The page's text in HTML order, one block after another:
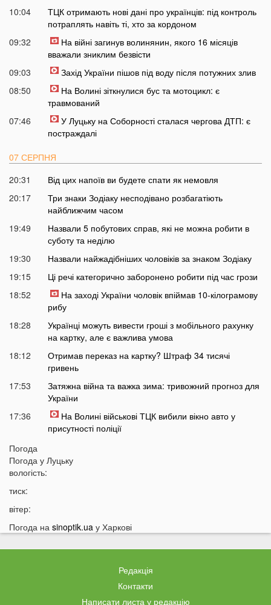
10:04
ТЦК отримають нові дані про українців: під контроль
потраплять навіть ті, хто за кордоном
09:32
На війні загинув волинянин, якого 16 місяців
вважали зниклим безвісти
09:03
Захід України пішов під воду після потужних злив
08:50
На Волині зіткнулися бус та мотоцикл: є
травмований
07:46
У Луцьку на Соборності сталася чергова ДТП: є
постраждалі
07 СЕРПНЯ
20:31
Від цих напоїв ви будете спати як немовля
20:17
Три знаки Зодіаку несподівано розбагатіють
найближчим часом
19:49
Назвали 5 побутових справ, які не можна робити в
суботу та неділю
19:30
Назвали найжадібніших чоловіків за знаком Зодіаку
19:15
Ці речі категорично заборонено робити під час грози
18:52
На заході України чоловік впіймав 10-кілограмову
рибу
18:28
Українці можуть вивести гроші з мобільного рахунку
на картку, але є важлива умова
18:12
Отримав переказ на картку? Штраф 34 тисячі
гривень
17:53
Затяжна війна та важка зима: тривожний прогноз для
України
17:36
На Волині військові ТЦК вибили вікно авто у
присутності поліції
17:11
ножем: чим усе закінчилося
16:38
16:10
15:51
ПриватБанк списує з карток українців по 200 гривень:
у чому причина
собаку з відділення у аномальну спеку
Помер чоловік відомої української акторки
Погода
Погода у Луцьку
вологість:
тиск:
вітер:
Погода на sinoptik.ua у Харкові
Редакція
Контакти
Написати листа у редакцію